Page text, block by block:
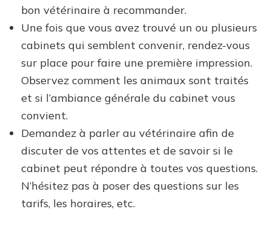
bon vétérinaire à recommander.
Une fois que vous avez trouvé un ou plusieurs
cabinets qui semblent convenir, rendez-vous
sur place pour faire une première impression.
Observez comment les animaux sont traités
et si l’ambiance générale du cabinet vous
convient.
Demandez à parler au vétérinaire afin de
discuter de vos attentes et de savoir si le
cabinet peut répondre à toutes vos questions.
N’hésitez pas à poser des questions sur les
tarifs, les horaires, etc.